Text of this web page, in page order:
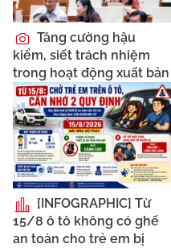
Tăng cường hậu
kiểm, siết trách nhiệm
trong hoạt động xuất bản
[INFOGRAPHIC] Từ
15/8 ô tô không có ghế
an toàn cho trẻ em bị